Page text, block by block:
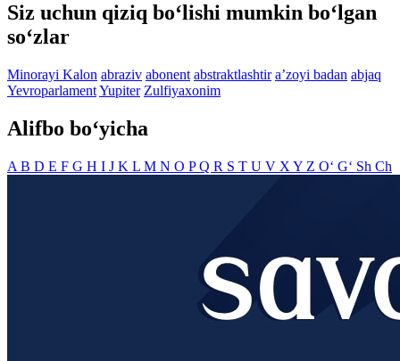
Siz uchun qiziq bo‘lishi mumkin bo‘lgan
so‘zlar
Minorayi Kalon abraziv abonent abstraktlashtir aʼzoyi badan abjaq
YevroparlamentYupiter Zulfiyaxonim
Alifbo bo‘yicha
A B D E F G H I J K L M N O PQ R S T U V X Y Z O‘ G‘ Sh Ch